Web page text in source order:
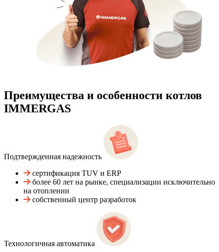
Преимущества и особенности котлов
IMMERGAS
Подтвержденная надежность
сертификация TUV и ERP
более 60 лет на рынке, специализации исключительно
на отоплении
собственный центр разработок
Технологичная автоматика